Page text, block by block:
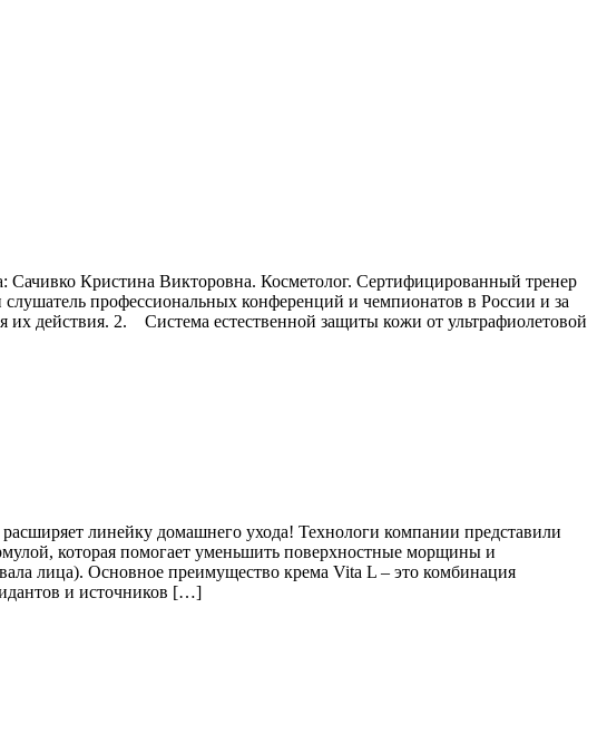
Кристина Викторовна. Косметолог. Сертифицированный тренер
профессиональных конференций и чемпионатов в России и за
действия. 2. Система естественной защиты кожи от ультрафиолетовой
линейку домашнего ухода! Технологи компании представили
которая помогает уменьшить поверхностные морщины и
лица). Основное преимущество крема Vita L – это комбинация
и источников […]